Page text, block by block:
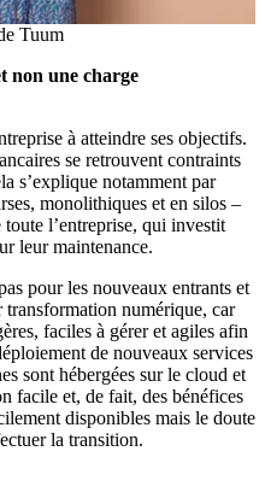
Tuum
non une charge
à atteindre ses objectifs.
se retrouvent contraints
s’explique notamment par
monolithiques et en silos –
l’entreprise, qui investit
leur maintenance.
pour les nouveaux entrants et
transformation numérique, car
faciles à gérer et agiles afin
de nouveaux services
sont hébergées sur le cloud et
facile et, de fait, des bénéfices
disponibles mais le doute
la transition.